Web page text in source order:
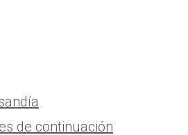
de continuación